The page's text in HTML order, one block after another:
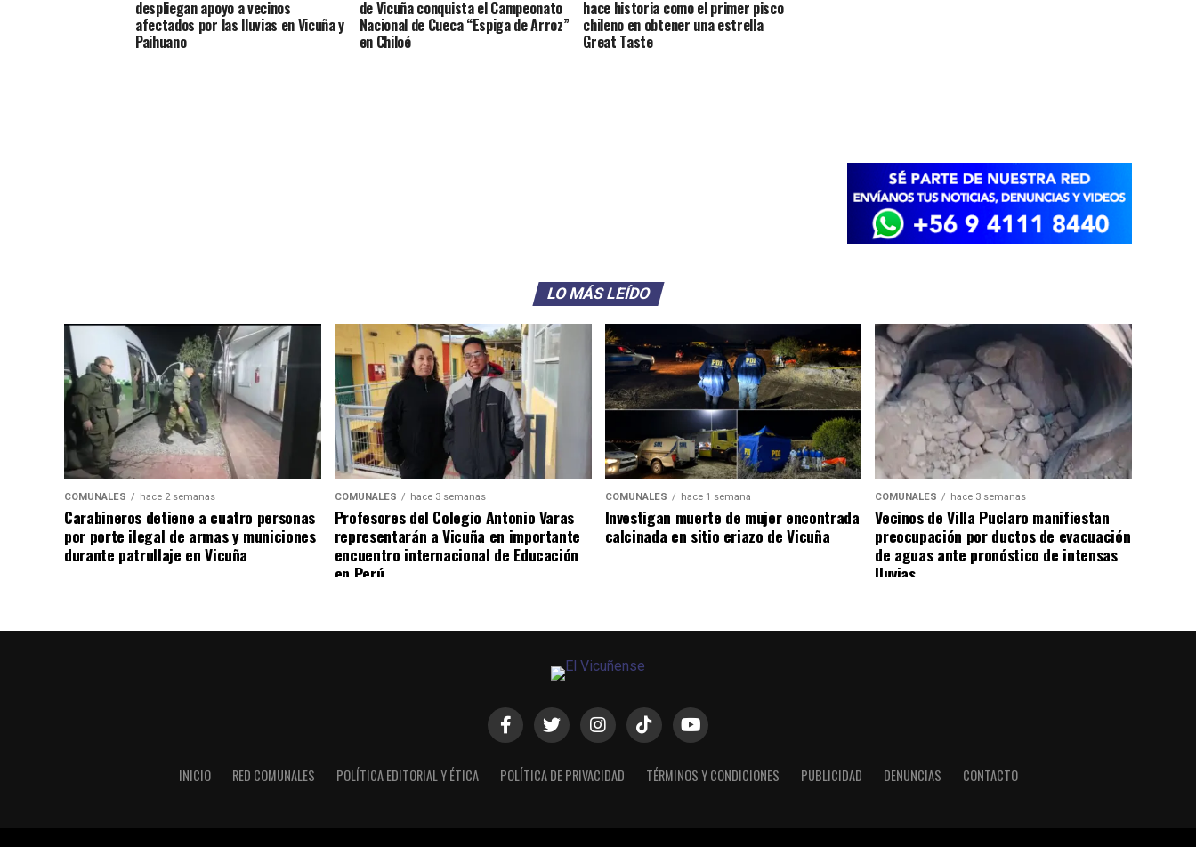
despliegan apoyo a vecinos
afectados por las lluvias en Vicuña y
Paihuano
de Vicuña conquista el Campeonato
Nacional de Cueca “Espiga de Arroz”
en Chiloé
hace historia como el primer pisco
chileno en obtener una estrella
Great Taste
LO MÁS LEÍDO
COMUNALES hace 2 semanas
Carabineros detiene a cuatro personas
por porte ilegal de armas y municiones
durante patrullaje en Vicuña
COMUNALES hace 3 semanas
Profesores del Colegio Antonio Varas
representarán a Vicuña en importante
encuentro internacional de Educación
en Perú
COMUNALES hace 1 semana
Investigan muerte de mujer encontrada
calcinada en sitio eriazo de Vicuña
COMUNALES hace 3 semanas
Vecinos de Villa Puclaro manifiestan
preocupación por ductos de evacuación
de aguas ante pronóstico de intensas
lluvias
INICIO RED COMUNALES POLÍTICA EDITORIAL Y ÉTICA POLÍTICA DE PRIVACIDAD TÉRMINOS Y CONDICIONES PUBLICIDAD DENUNCIAS CONTACTO